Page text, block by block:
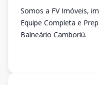
Somos a FV Imóveis,
Equipe Completa e
Balneário Camboriú.